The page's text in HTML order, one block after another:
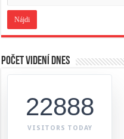
Počet videní dnes
22888
VISITORS TODAY